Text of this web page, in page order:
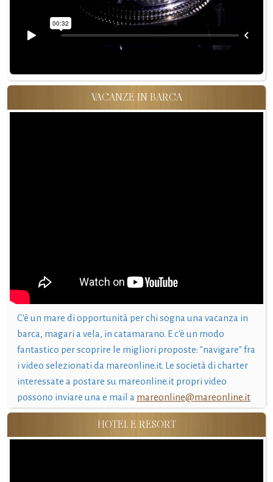
VACANZE IN BARCA
C'è un mare di opportunità per chi sogna una vacanza in
barca, magari a vela, in catamarano. E c'è un modo
fantastico per scoprire le migliori proposte: "navigare" fra
i video selezionati da mareonline.it. Le società di charter
interessate a postare su mareonline.it propri video
possono inviare una e mail a mareonline@mareonline.it
HOTEL E RESORT